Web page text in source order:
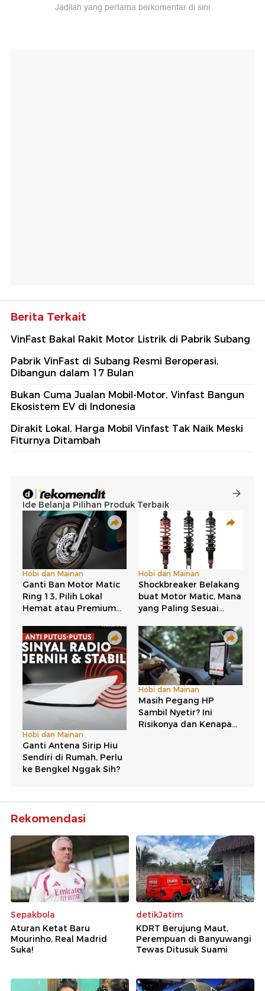
Jadilah yang pertama berkomentar di sini
Berita Terkait
VinFast Bakal Rakit Motor Listrik di Pabrik Subang
Pabrik VinFast di Subang Resmi Beroperasi,
Dibangun dalam 17 Bulan
Bukan Cuma Jualan Mobil-Motor, Vinfast Bangun
Ekosistem EV di Indonesia
Dirakit Lokal, Harga Mobil Vinfast Tak Naik Meski
Fiturnya Ditambah
Rekomendasi
Sepakbola
Aturan Ketat Baru
Mourinho, Real Madrid
Suka!
detikJatim
KDRT Berujung Maut,
Perempuan di Banyuwangi
Tewas Ditusuk Suami